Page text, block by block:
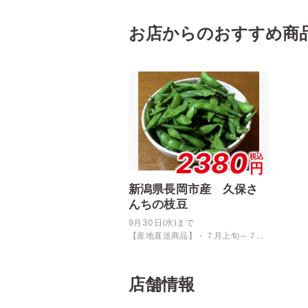
お店からのおすすめ商
2380税込
円
新潟県長岡市産 久保さ
んちの枝豆
9月30日(水)まで
【産地直送商品】・７月上旬～７...
店舗情報